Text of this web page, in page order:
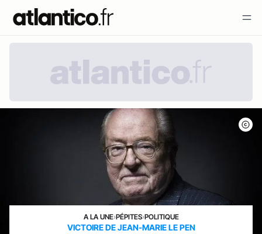
A LA UNE›PÉPITES›POLITIQUE
VICTOIRE DE JEAN-MARIE LE PEN